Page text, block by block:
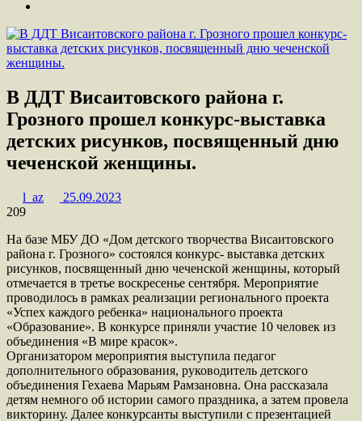
В ДДТ Висаитовского района г.
Грозного прошел конкурс-выставка
детских рисунков, посвященный дню
чеченской женщины.
l_az
25.09.2023
209
На базе МБУ ДО «Дом детского творчества Висаитовского
района г. Грозного» состоялся конкурс- выставка детских
рисунков, посвященный дню чеченской женщины, который
отмечается в третье воскресенье сентября. Мероприятие
проводилось в рамках реализации регионального проекта
«Успех каждого ребенка» национального проекта
«Образование». В конкурсе приняли участие 10 человек из
объединения «В мире красок».
Организатором мероприятия выступила педагог
дополнительного образования, руководитель детского
объединения Гехаева Марьям Рамзановна. Она рассказала
детям немного об истории самого праздника, а затем провела
викторину. Далее конкурсанты выступили с презентацией